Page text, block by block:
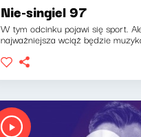
Nie-singiel 97
W tym odcinku pojawi się sport.
najważniejsza wciąż będzie